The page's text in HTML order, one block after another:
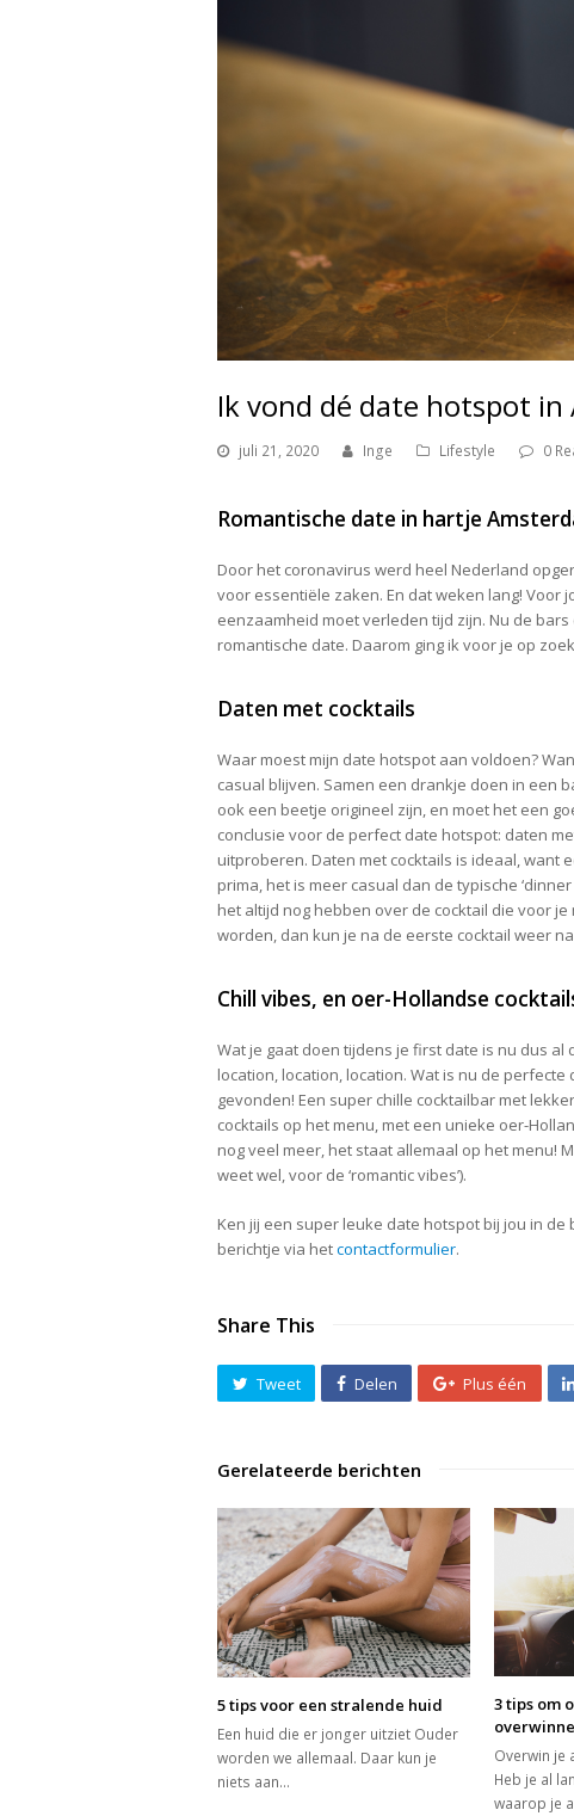
Ik vond dé date hotspot in
juli 21, 2020 Inge Lifestyle 0
Romantische date in hartje
Door het coronavirus werd heel Nederland
voor essentiële zaken. En dat weken lang! Voor
eenzaamheid moet verleden tijd zijn. Nu de
romantische date. Daarom ging ik voor je op
Daten met cocktails
Waar moest mijn date hotspot aan voldoen?
casual blijven. Samen een drankje doen in een
ook een beetje origineel zijn, en moet het een
conclusie voor de perfect date hotspot: daten
uitproberen. Daten met cocktails is ideaal, want
prima, het is meer casual dan de typische
het altijd nog hebben over de cocktail die voor
worden, dan kun je na de eerste cocktail weer
Chill vibes, en oer-Hollandse
Wat je gaat doen tijdens je first date is nu dus
location, location, location. Wat is nu de
gevonden! Een super chille cocktailbar met
cocktails op het menu, met een unieke oer-
nog veel meer, het staat allemaal op het menu!
weet wel, voor de ‘romantic vibes’).
Ken jij een super leuke date hotspot bij jou in
berichtje via hetcontactformulier.
Share This
Tweet Delen Plus één
Gerelateerde berichten
5 tips voor een stralende huid
Een huid die er jonger uitziet Ouder
worden we allemaal. Daar kun je
niets aan…
3 tips om
Overwin je
Heb je al
waarop je